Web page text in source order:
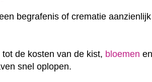
begrafenis of crematie
tot de kosten van de kist, bloemen en
snel oplopen.